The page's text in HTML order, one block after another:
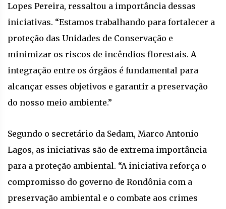
Lopes Pereira, ressaltou a importância dessas
iniciativas. “Estamos trabalhando para fortalecer a
proteção das Unidades de Conservação e
minimizar os riscos de incêndios florestais. A
integração entre os órgãos é fundamental para
alcançar esses objetivos e garantir a preservação
do nosso meio ambiente.”
Segundo o secretário da Sedam, Marco Antonio
Lagos, as iniciativas são de extrema importância
para a proteção ambiental. “A iniciativa reforça o
compromisso do governo de Rondônia com a
preservação ambiental e o combate aos crimes